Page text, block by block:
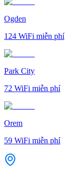
Ogden
124 WiFi miễn phí
Park City
72 WiFi miễn phí
Orem
59 WiFi miễn phí